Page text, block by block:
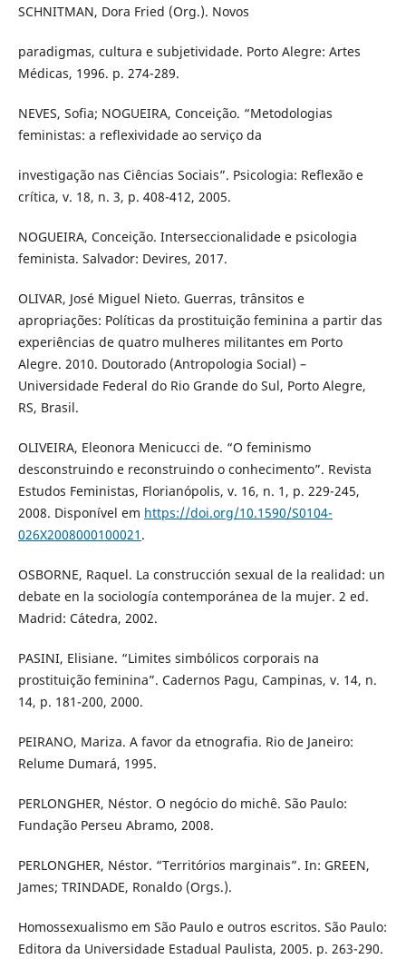
SCHNITMAN, Dora Fried (Org.). Novos
paradigmas, cultura e subjetividade. Porto Alegre: Artes
Médicas, 1996. p. 274-289.
NEVES, Sofia; NOGUEIRA, Conceição. “Metodologias
feministas: a reflexividade ao serviço da
investigação nas Ciências Sociais”. Psicologia: Reflexão e
crítica, v. 18, n. 3, p. 408-412, 2005.
NOGUEIRA, Conceição. Interseccionalidade e psicologia
feminista. Salvador: Devires, 2017.
OLIVAR, José Miguel Nieto. Guerras, trânsitos e
apropriações: Políticas da prostituição feminina a partir das
experiências de quatro mulheres militantes em Porto
Alegre. 2010. Doutorado (Antropologia Social) –
Universidade Federal do Rio Grande do Sul, Porto Alegre,
RS, Brasil.
OLIVEIRA, Eleonora Menicucci de. “O feminismo
desconstruindo e reconstruindo o conhecimento”. Revista
Estudos Feministas, Florianópolis, v. 16, n. 1, p. 229-245,
2008. Disponível em https://doi.org/10.1590/S0104-
026X2008000100021 .
OSBORNE, Raquel. La construcción sexual de la realidad: un
debate en la sociología contemporánea de la mujer. 2 ed.
Madrid: Cátedra, 2002.
PASINI, Elisiane. “Limites simbólicos corporais na
prostituição feminina”. Cadernos Pagu, Campinas, v. 14, n.
14, p. 181-200, 2000.
PEIRANO, Mariza. A favor da etnografia. Rio de Janeiro:
Relume Dumará, 1995.
PERLONGHER, Néstor. O negócio do michê. São Paulo:
Fundação Perseu Abramo, 2008.
PERLONGHER, Néstor. “Territórios marginais”. In: GREEN,
James; TRINDADE, Ronaldo (Orgs.).
Homossexualismo em São Paulo e outros escritos. São Paulo:
Editora da Universidade Estadual Paulista, 2005. p. 263-290.